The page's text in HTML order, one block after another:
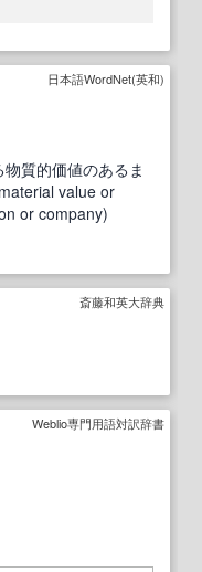
日本語WordNet(英和)
質的価値のあるま
value or
or company)
斎藤和英大辞典
Weblio専門用語対訳辞書